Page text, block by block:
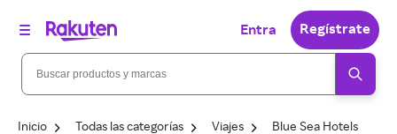
Entra Regístrate
Inicio Todas las categorías Viajes Blue Sea Hotels